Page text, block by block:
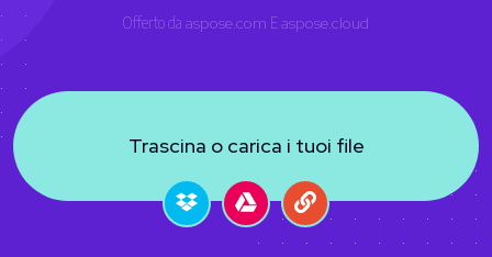
Offerto da aspose.com Easpose.cloud
Trascina o carica i tuoi file